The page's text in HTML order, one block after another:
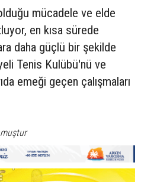
mücadele ve elde
en kısa sürede
daha güçlü bir şekilde
Tenis Kulübü'nü ve
emeği geçen çalışmaları